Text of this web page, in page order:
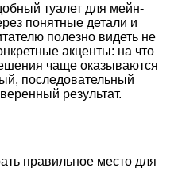
туалет для мейн-
понятные детали и
полезно видеть не
акценты: на что
чаще оказываются
последовательный
результат.
правильное место для